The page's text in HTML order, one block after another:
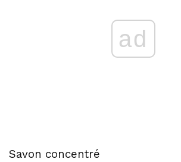
ad
Savon concentré